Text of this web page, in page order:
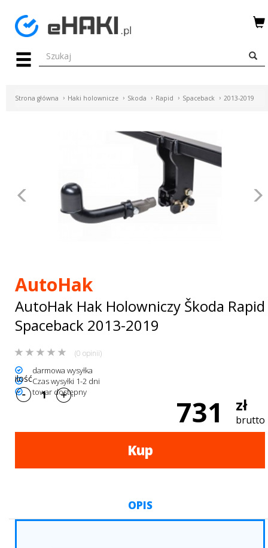
Menu
HAKI
BOXY
AKCESORIA
Turystyka
Przyczepy
Strona główna Haki holownicze Skoda Rapid Spaceback 2013-2019
Poprzednie
AutoHak
AutoHak Hak Holowniczy Škoda Rapid
Spaceback 2013-2019
(0 opinii)
darmowa wysyłka
Czas wysyłki 1-2 dni
towar dostępny
731 zł
brutto
ilość
Kup
OPIS